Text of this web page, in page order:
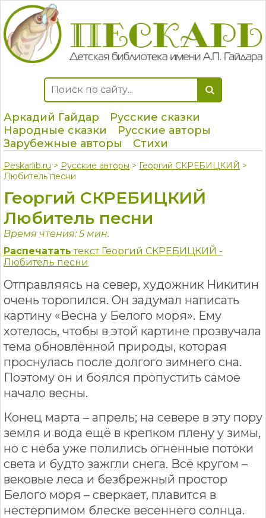
Аркадий Гайдар
Русские сказки
Народные сказки
Русские авторы
Зарубежные авторы
Стихи
Peskarlib.ru > Русские авторы > Георгий СКРЕБИЦКИЙ >
Любитель песни
Георгий СКРЕБИЦКИЙ
Любитель песни
Время чтения: 5 мин.
Распечатать текст Георгий СКРЕБИЦКИЙ -
Любитель песни
Отправляясь на север, художник Никитин
очень торопился. Он задумал написать
картину «Весна у Белого моря». Ему
хотелось, чтобы в этой картине прозвучала
тема обновлённой природы, которая
проснулась после долгого зимнего сна.
Поэтому он и боялся пропустить самое
начало весны.
Конец марта – апрель; на севере в эту пору
земля и вода ещё в крепком плену у зимы,
но с неба уже полились огненные потоки
света и будто зажгли снега. Всё кругом –
вековые леса и безбрежный простор
Белого моря – сверкает, плавится в
нестерпимом блеске весеннего солнца.